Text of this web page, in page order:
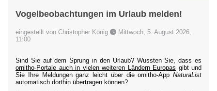
Vogelbeobachtungen im Urlaub melden!
eingestellt von Christopher König
Mittwoch, 5. August 2026,
11:00
Sind Sie auf dem Sprung in den Urlaub? Wussten Sie, dass es
ornitho-Portale auch in vielen weiteren Ländern Europas gibt und
Sie Ihre Meldungen ganz leicht über die ornitho-App NaturaList
automatisch dorthin übertragen können?